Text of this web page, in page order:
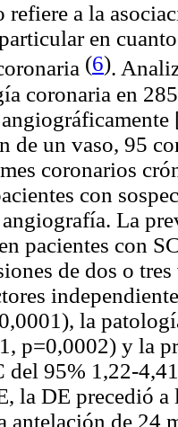
refiere a la
en
(6).
coronaria en
de un vaso, 95
coronarios
con
La
pacientes con
de dos o
la
p=0,0002) y la
95% 1,22-
la DE precedió
antelación de 24